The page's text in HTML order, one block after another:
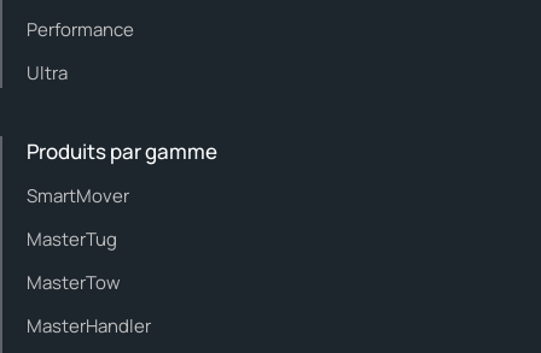
Performance
Ultra
Produits par gamme
SmartMover
MasterTug
MasterTow
MasterHandler